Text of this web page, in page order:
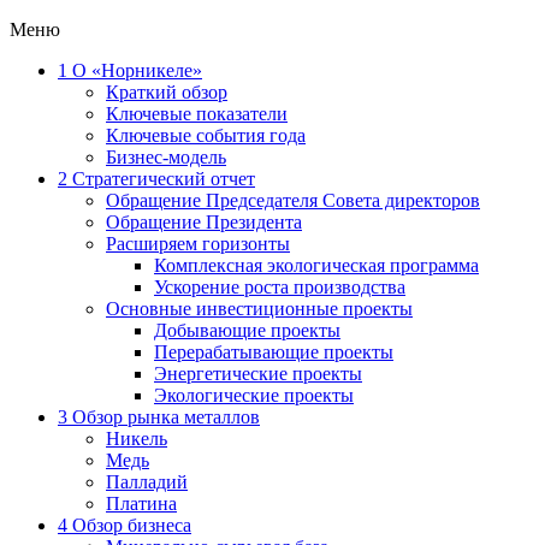
Меню
1 О «Норникеле»
Краткий обзор
Ключевые показатели
Ключевые события года
Бизнес-модель
2 Стратегический отчет
Обращение Председателя Совета директоров
Обращение Президента
Расширяем горизонты
Комплексная экологическая программа
Ускорение роста производства
Основные инвестиционные проекты
Добывающие проекты
Перерабатывающие проекты
Энергетические проекты
Экологические проекты
3 Обзор рынка металлов
Никель
Медь
Палладий
Платина
4 Обзор бизнеса